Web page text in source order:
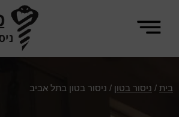
content
פרו
בית / ניסור בטון / ניסור בטון בתל אביב